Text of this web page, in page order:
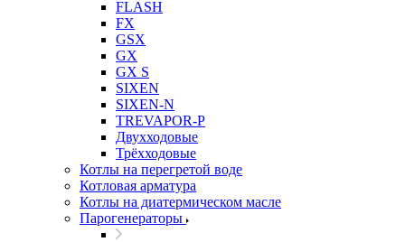
FLASH
FX
GSX
GX
GX S
SIXEN
SIXEN-N
TREVAPOR-P
Двухходовые
Трёхходовые
Котлы на перегретой воде
Котловая арматура
Котлы на диатермическом масле
Парогенераторы